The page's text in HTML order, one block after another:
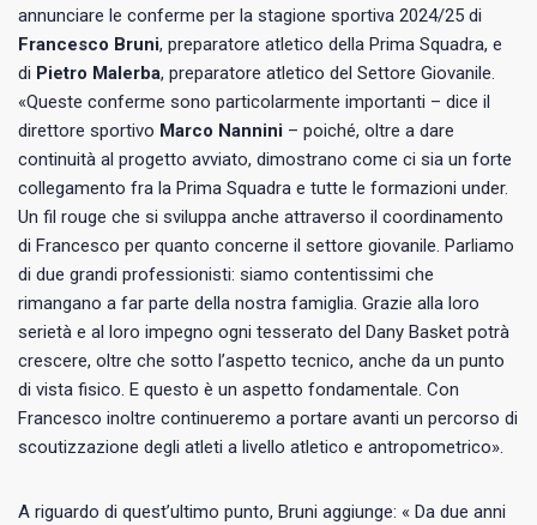
annunciare le conferme per la stagione sportiva 2024/25 di
Francesco Bruni, preparatore atletico della Prima Squadra, e
di Pietro Malerba, preparatore atletico del Settore Giovanile.
«Queste conferme sono particolarmente importanti – dice il
direttore sportivo Marco Nannini – poiché, oltre a dare
continuità al progetto avviato, dimostrano come ci sia un forte
collegamento fra la Prima Squadra e tutte le formazioni under.
Un fil rouge che si sviluppa anche attraverso il coordinamento
di Francesco per quanto concerne il settore giovanile. Parliamo
di due grandi professionisti: siamo contentissimi che
rimangano a far parte della nostra famiglia. Grazie alla loro
serietà e al loro impegno ogni tesserato del Dany Basket potrà
crescere, oltre che sotto l’aspetto tecnico, anche da un punto
di vista fisico. E questo è un aspetto fondamentale. Con
Francesco inoltre continueremo a portare avanti un percorso di
scoutizzazione degli atleti a livello atletico e antropometrico».
A riguardo di quest’ultimo punto, Bruni aggiunge: « Da due anni